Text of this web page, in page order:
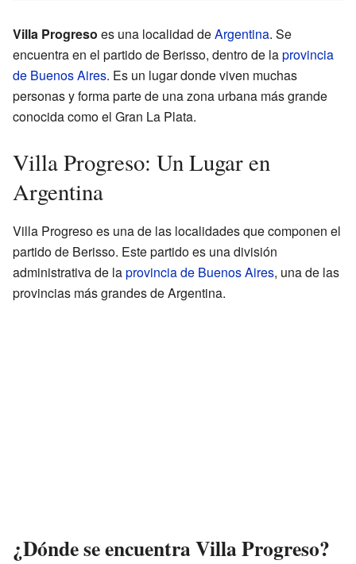
Villa Progreso es una localidad deArgentina. Se
encuentra en el partido de Berisso, dentro de laprovincia
de Buenos Aires. Es un lugar donde viven muchas
personas y forma parte de una zona urbana más grande
conocida como el Gran La Plata.
Villa Progreso: Un Lugar en
Argentina
Villa Progreso es una de las localidades que componen el
partido de Berisso. Este partido es una división
administrativa de laprovincia de Buenos Aires, una de las
provincias más grandes de Argentina.
¿Dónde se encuentra Villa Progreso?